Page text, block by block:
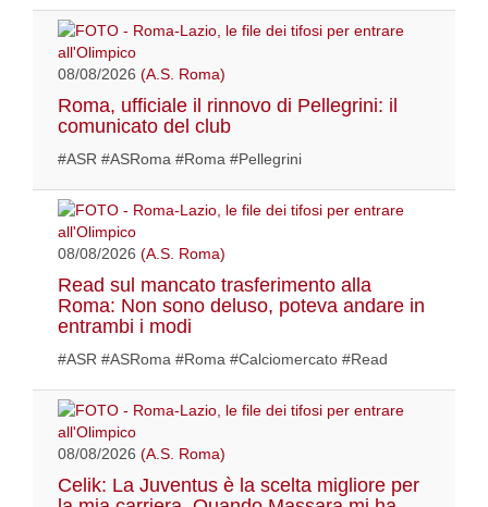
08/08/2026 (A.S. Roma)
Roma, ufficiale il rinnovo di Pellegrini: il
comunicato del club
#ASR #ASRoma #Roma #Pellegrini
08/08/2026 (A.S. Roma)
Read sul mancato trasferimento alla
Roma: Non sono deluso, poteva andare in
entrambi i modi
#ASR #ASRoma #Roma #Calciomercato #Read
08/08/2026 (A.S. Roma)
Celik: La Juventus è la scelta migliore per